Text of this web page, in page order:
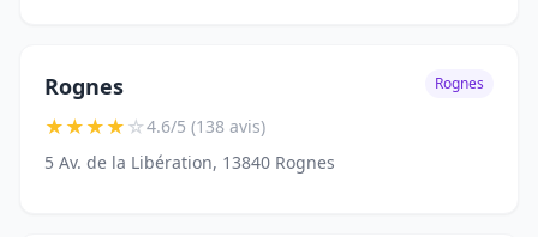
Rognes Rognes
★★★★☆4.6/5 (138 avis)
5 Av. de la Libération, 13840 Rognes